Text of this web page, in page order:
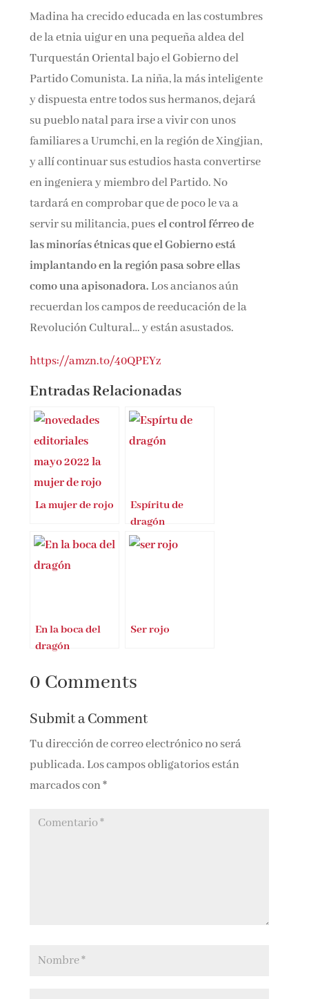
Madina ha crecido educada en las costumbres
de la etnia uigur en una pequeña aldea del
Turquestán Oriental bajo el Gobierno del
Partido Comunista. La niña, la más inteligente
y dispuesta entre todos sus hermanos, dejará
su pueblo natal para irse a vivir con unos
familiares a Urumchi, en la región de Xingjian,
y allí continuar sus estudios hasta convertirse
en ingeniera y miembro del Partido. No
tardará en comprobar que de poco le va a
servir su militancia, puesel control férreo de
las minorías étnicas que el Gobierno está
implantando en la región pasa sobre ellas
como una apisonadora.Los ancianos aún
recuerdan los campos de reeducación de la
Revolución Cultural… y están asustados.
https://amzn.to/40QPEYz
Entradas Relacionadas
La mujer de rojo
Espíritu de
dragón
En la boca del
dragón
Ser rojo
0 Comments
Submit a Comment
Tu dirección de correo electrónico no será
publicada. Los campos obligatorios están
marcados con*